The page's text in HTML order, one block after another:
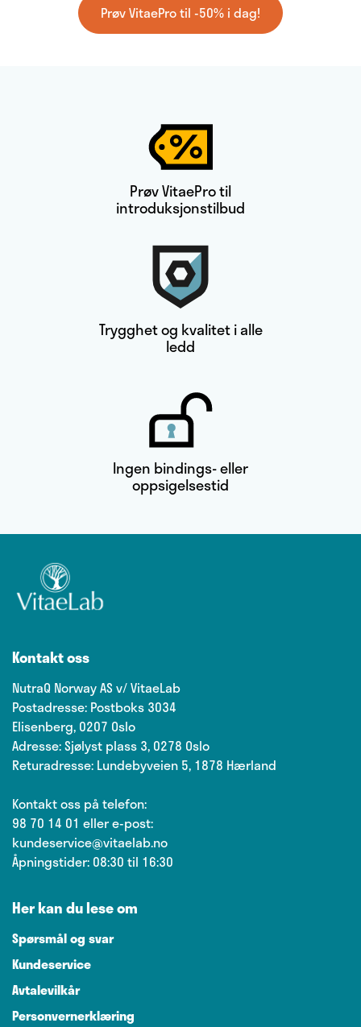
Prøv VitaePro til -50% i dag!
Prøv VitaePro til
introduksjonstilbud
Trygghet og kvalitet i alle
ledd
Ingen bindings- eller
oppsigelsestid
Kontakt oss
NutraQ Norway AS v/ VitaeLab
Postadresse: Postboks 3034
Elisenberg, 0207 Oslo
Adresse: Sjølyst plass 3, 0278 Oslo
Returadresse: Lundebyveien 5, 1878 Hærland
Kontakt oss på telefon:
98 70 14 01 eller e-post:
kundeservice@vitaelab.no
Åpningstider: 08:30 til 16:30
Her kan du lese om
Spørsmål og svar
Kundeservice
Avtalevilkår
Personvernerklæring